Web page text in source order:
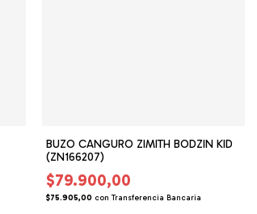
BUZO CANGURO ZIMITH BODZIN KID
(ZN166207)
$79.900,00
$75.905,00 con Transferencia Bancaria